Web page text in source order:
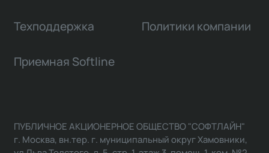
Техподдержка Политики компании
Приемная Softline
ПУБЛИЧНОЕ АКЦИОНЕРНОЕ ОБЩЕСТВО "СОФТЛАЙН"
г. Москва, вн.тер. г. муниципальный округ Хамовники,